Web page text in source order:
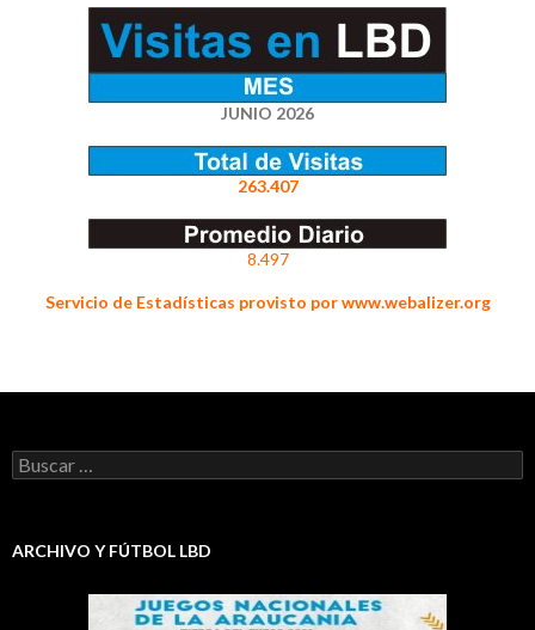
JUNIO 2026
263.407
8.497
Servicio de Estadísticas provisto por www.webalizer.org
Buscar:
ARCHIVO Y FÚTBOL LBD